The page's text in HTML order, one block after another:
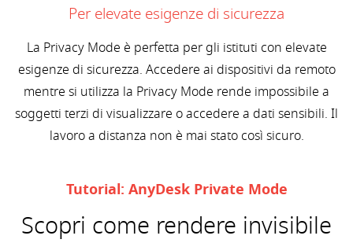
Per elevate esigenze di sicurezza
La Privacy Mode è perfetta per gli istituti con elevate
esigenze di sicurezza. Accedere ai dispositivi da remoto
mentre si utilizza la Privacy Mode rende impossibile a
soggetti terzi di visualizzare o accedere a dati sensibili. Il
lavoro a distanza non è mai stato così sicuro.
Tutorial: AnyDesk Private Mode
Scopri come rendere invisibile